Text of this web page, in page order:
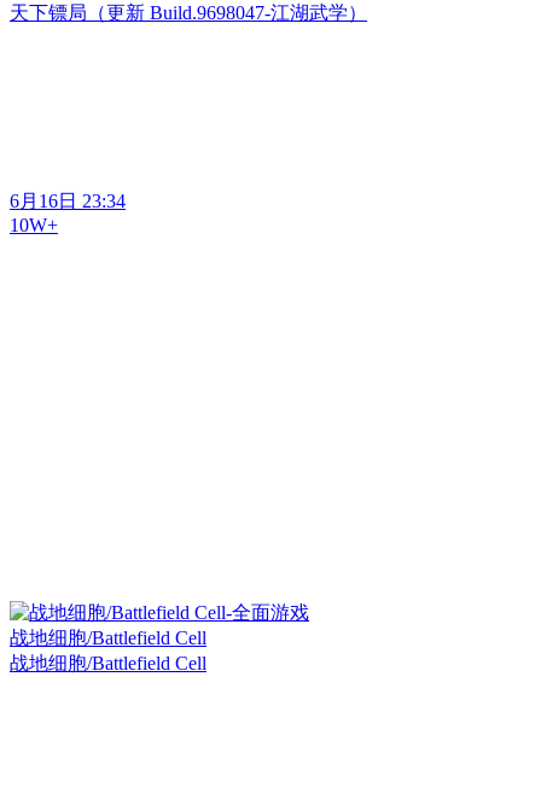
天下镖局（更新 Build.9698047-江湖武学）
6月16日 23:34
10W+
战地细胞/Battlefield Cell
战地细胞/Battlefield Cell